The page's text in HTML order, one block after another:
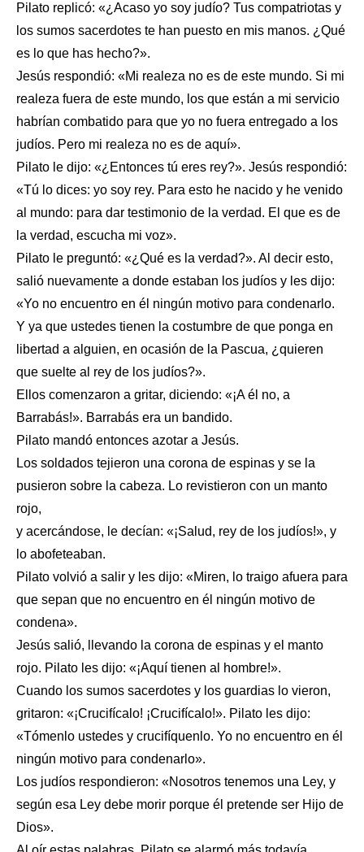
Pilato replicó: «¿Acaso yo soy judío? Tus compatriotas y
los sumos sacerdotes te han puesto en mis manos. ¿Qué
es lo que has hecho?».
Jesús respondió: «Mi realeza no es de este mundo. Si mi
realeza fuera de este mundo, los que están a mi servicio
habrían combatido para que yo no fuera entregado a los
judíos. Pero mi realeza no es de aquí».
Pilato le dijo: «¿Entonces tú eres rey?». Jesús respondió:
«Tú lo dices: yo soy rey. Para esto he nacido y he venido
al mundo: para dar testimonio de la verdad. El que es de
la verdad, escucha mi voz».
Pilato le preguntó: «¿Qué es la verdad?». Al decir esto,
salió nuevamente a donde estaban los judíos y les dijo:
«Yo no encuentro en él ningún motivo para condenarlo.
Y ya que ustedes tienen la costumbre de que ponga en
libertad a alguien, en ocasión de la Pascua, ¿quieren
que suelte al rey de los judíos?».
Ellos comenzaron a gritar, diciendo: «¡A él no, a
Barrabás!». Barrabás era un bandido.
Pilato mandó entonces azotar a Jesús.
Los soldados tejieron una corona de espinas y se la
pusieron sobre la cabeza. Lo revistieron con un manto
rojo,
y acercándose, le decían: «¡Salud, rey de los judíos!», y
lo abofeteaban.
Pilato volvió a salir y les dijo: «Miren, lo traigo afuera para
que sepan que no encuentro en él ningún motivo de
condena».
Jesús salió, llevando la corona de espinas y el manto
rojo. Pilato les dijo: «¡Aquí tienen al hombre!».
Cuando los sumos sacerdotes y los guardias lo vieron,
gritaron: «¡Crucifícalo! ¡Crucifícalo!». Pilato les dijo:
«Tómenlo ustedes y crucifíquenlo. Yo no encuentro en él
ningún motivo para condenarlo».
Los judíos respondieron: «Nosotros tenemos una Ley, y
según esa Ley debe morir porque él pretende ser Hijo de
Dios».